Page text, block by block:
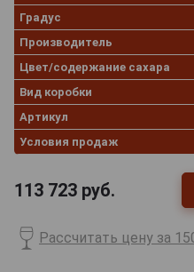
Градус
Производитель
Цвет/содержание сахара
Вид коробки
Артикул
Условия продаж
113 723 руб.
Рассчитать цену за